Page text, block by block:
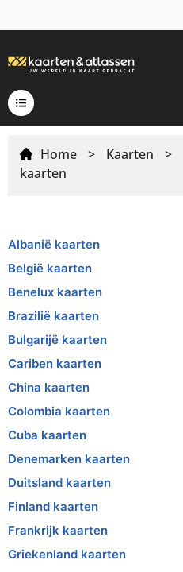
Home > Kaarten >
kaarten
Albanië kaarten
België kaarten
Benelux kaarten
Brazilië kaarten
Bulgarijë kaarten
Cariben kaarten
China kaarten
Colombia kaarten
Cuba kaarten
Denemarken kaarten
Duitsland kaarten
Finland kaarten
Frankrijk kaarten
Griekenland kaarten